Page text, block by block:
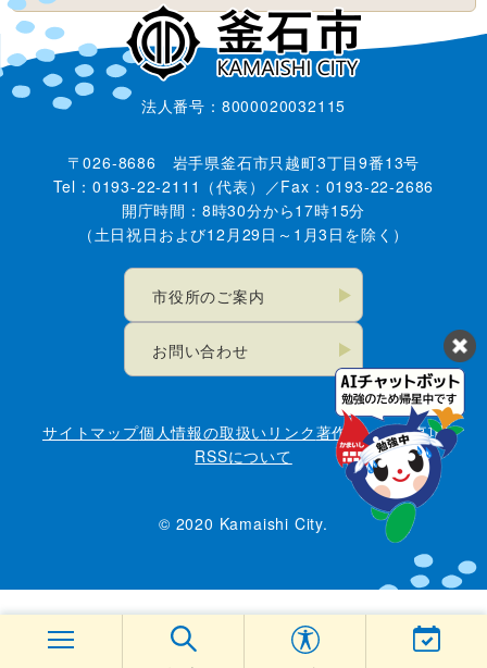
法人番号：8000020032115
〒026-8686 岩手県釜石市只越町3丁目9番13号
Tel：0193-22-2111（代表）／Fax：0193-22-2686
開庁時間：8時30分から17時15分
（土日祝日および12月29日～1月3日を除く）
市役所のご案内
お問い合わせ
サイトマップ個人情報の取扱い リンク著作権・免責事項
RSSについて
© 2020 Kamaishi City.